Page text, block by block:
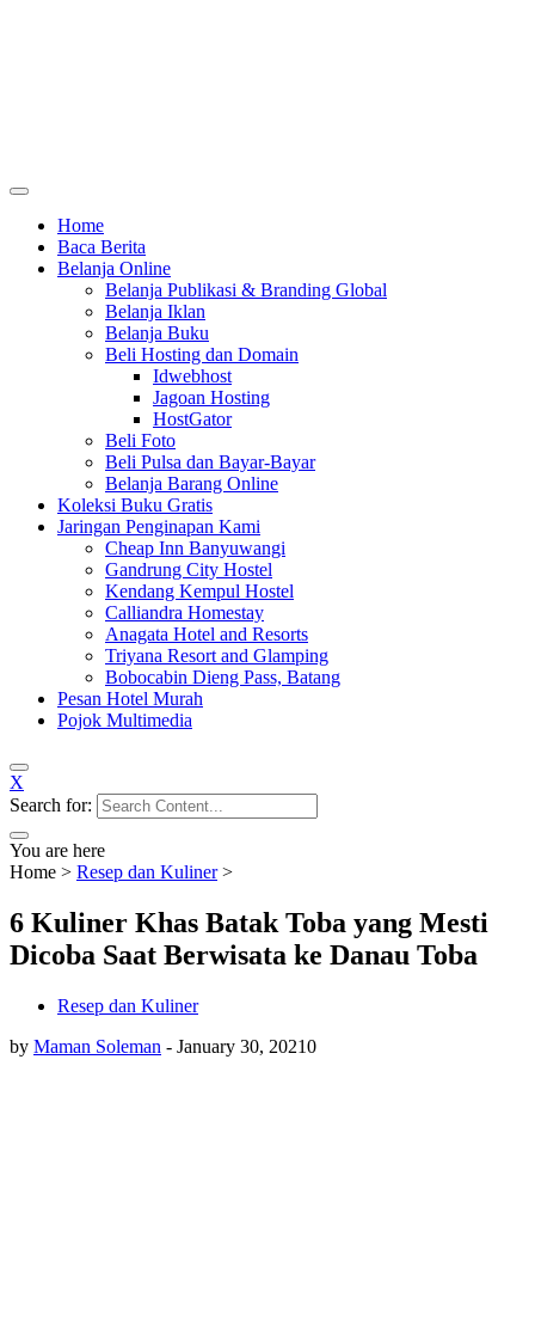
Home
Baca Berita
Belanja Online
Belanja Publikasi & Branding Global
Belanja Iklan
Belanja Buku
Beli Hosting dan Domain
Idwebhost
Jagoan Hosting
HostGator
Beli Foto
Beli Pulsa dan Bayar-Bayar
Belanja Barang Online
Koleksi Buku Gratis
Jaringan Penginapan Kami
Cheap Inn Banyuwangi
Gandrung City Hostel
Kendang Kempul Hostel
Calliandra Homestay
Anagata Hotel and Resorts
Triyana Resort and Glamping
Bobocabin Dieng Pass, Batang
Pesan Hotel Murah
Pojok Multimedia
X
Search for:
You are here
Home > Resep dan Kuliner >
6 Kuliner Khas Batak Toba yang Mesti
Dicoba Saat Berwisata ke Danau Toba
Resep dan Kuliner
by Maman Soleman - January 30, 20210